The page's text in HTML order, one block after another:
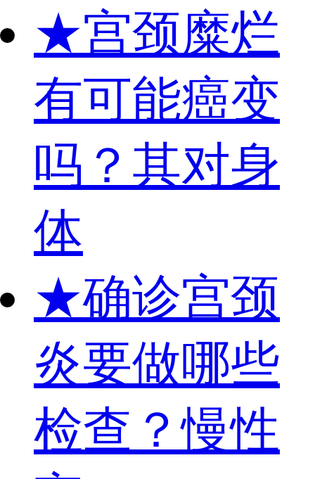
★宫颈糜烂
有可能癌变
吗？其对身
体
★确诊宫颈
炎要做哪些
检查？慢性